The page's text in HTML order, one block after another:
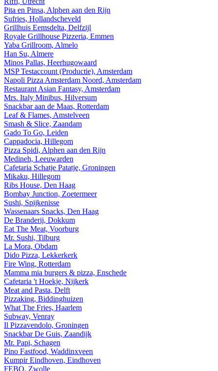
Pita en Pinsa, Alphen aan den Rijn
Sufries, Hollandscheveld
Grillhuis Eemsdelta, Delfzijl
Royale Grillhouse Pizzeria, Emmen
Yaba Grillroom, Almelo
Han Su, Almere
Minos Pallas, Heerhugowaard
MSP Testaccount (Productie), Amsterdam
Napoli Pizza Amsterdam Noord, Amsterdam
Restaurant Asian Fantasy, Amsterdam
Mrs. Italy Minibus, Hilversum
Snackbar aan de Maas, Rotterdam
Leaf & Flames, Amstelveen
Smash & Slice, Zaandam
Gado To Go, Leiden
Cappadocia, Hillegom
Pizza Spidi, Alphen aan den Rijn
Medineh, Leeuwarden
Cafetaria Schatje Patatje, Groningen
Mikaku, Hillegom
Ribs House, Den Haag
Bombay Junction, Zoetermeer
Sushi, Spijkenisse
Wassenaars Snacks, Den Haag
De Branderij, Dokkum
Eat The Meat, Voorburg
Mr. Sushi, Tilburg
La Mora, Obdam
Dido Pizza, Lekkerkerk
Fire Wing, Rotterdam
Mamma mia burgers & pizza, Enschede
Cafetaria 't Hoekje, Nijkerk
Meat and Pasta, Delft
Pizzaking, Biddinghuizen
What The Fries, Haarlem
Subway, Venray
Il Pizzavendolo, Groningen
Snackbar De Guis, Zaandijk
Mr. Papi, Schagen
Pino Fastfood, Waddinxveen
Kumpir Eindhoven, Eindhoven
FEBO, Zwolle